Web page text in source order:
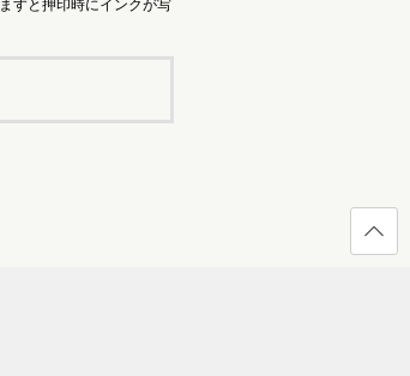
すと押印時にインクが写